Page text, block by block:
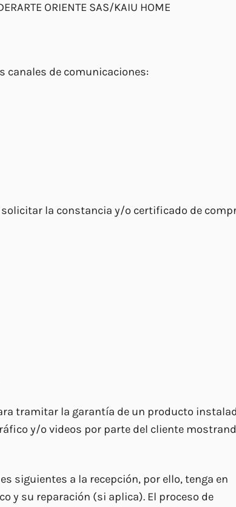
ORIENTE SAS/KAIU HOME
canales de comunicaciones:
la constancia y/o certificado de
tramitar la garantía de un producto
y/o videos por parte del cliente
siguientes a la recepción, por ello, tenga en
y su reparación (si aplica). El proceso de